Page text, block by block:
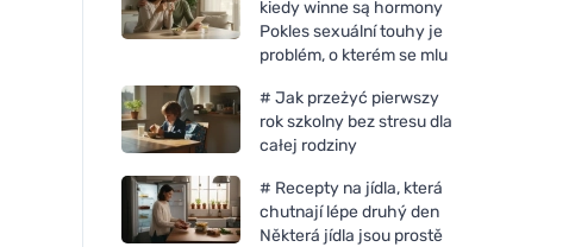
kiedy winne są hormony
Pokles sexuální touhy je
problém, o kterém se mlu
# Jak przeżyć pierwszy
rok szkolny bez stresu dla
całej rodziny
# Recepty na jídla, která
chutnají lépe druhý den
Některá jídla jsou prostě